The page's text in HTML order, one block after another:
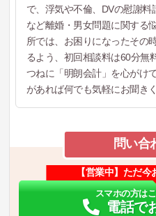
で、浮気や不倫、DVの慰謝
など離婚・男女問題に関する
所では、お困りになったその
るよう、初回相談料は60分無
つねに「明朗会計」を心がけ
があれば何でも気軽にお聞き
問い合
【営業中】ただ
スマホの方は
電話で